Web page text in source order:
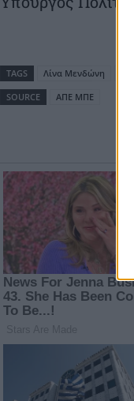
TAGS Λίνα Μενδώνη
SOURCE
ΑΠΕ ΜΠΕ